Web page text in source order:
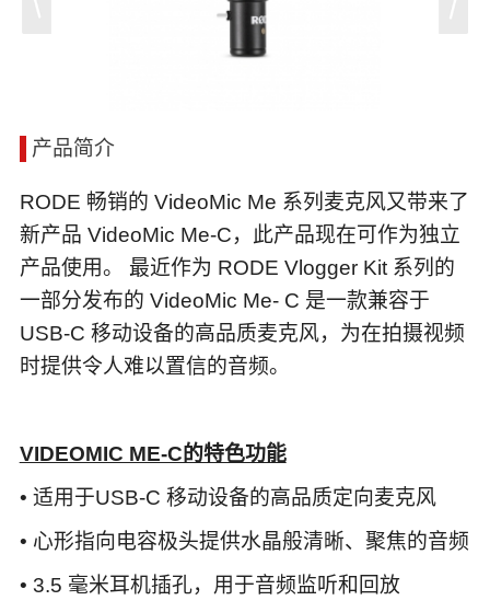
产品简介
RODE 畅销的 VideoMic Me 系列麦克风又带来了
新产品 VideoMic Me-C，此产品现在可作为独立
产品使用。 最近作为 RODE Vlogger Kit 系列的
一部分发布的 VideoMic Me- C 是一款兼容于
USB-C 移动设备的高品质麦克风，为在拍摄视频
时提供令人难以置信的音频。
VIDEOMIC ME-C的特色功能
• 适用于USB-C 移动设备的高品质定向麦克风
• 心形指向电容极头提供水晶般清晰、聚焦的音频
• 3.5 毫米耳机插孔，用于音频监听和回放